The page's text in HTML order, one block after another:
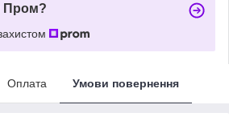
Пром?
Оплата Умови повернення